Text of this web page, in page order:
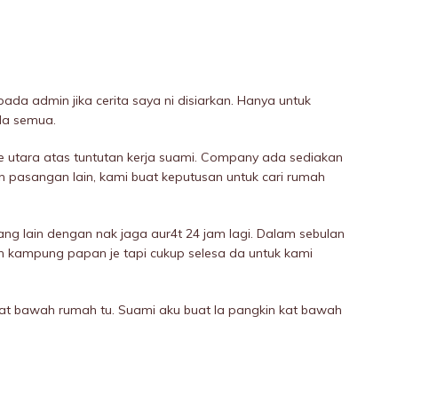
admin jika cerita saya ni disiarkan. Hanya untuk
semua.
utara atas tuntutan kerja suami. Company ada sediakan
pasangan lain, kami buat keputusan untuk cari rumah
lain dengan nak jaga aur4t 24 jam lagi. Dalam sebulan
kampung papan je tapi cukup selesa da untuk kami
bawah rumah tu. Suami aku buat la pangkin kat bawah